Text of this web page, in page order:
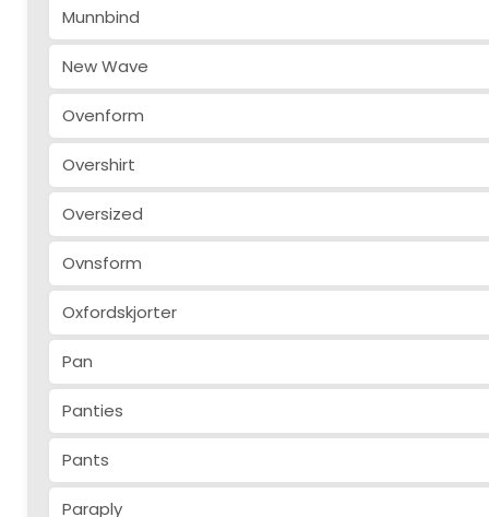
Munnbind
New Wave
Ovenform
Overshirt
Oversized
Ovnsform
Oxfordskjorter
Pan
Panties
Pants
Paraply